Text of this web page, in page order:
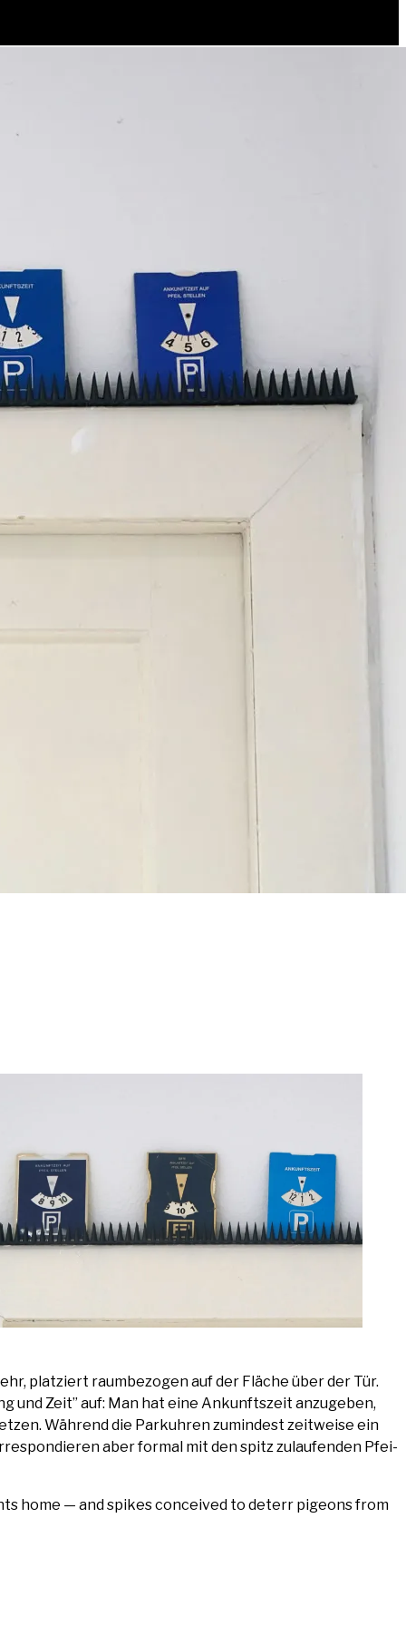
plat­ziert raum­be­zo­gen auf der Flä­che über der Tür.
und Zeit” auf: Man hat eine Ankunfts­zeit anzu­ge­ben,
Wäh­rend die Park­uh­ren zumin­dest zeit­wei­se ein
aber for­mal mit den spitz zulau­fen­den Pfei­
home — and spikes con­cei­ved to deterr pige­ons from